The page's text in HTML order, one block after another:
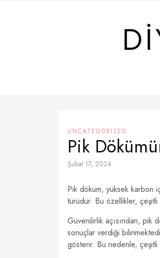
UNCATEGORIZED
Pik
Şubat 17, 2024
Pik döküm, yüksek karbon
türüdür. Bu özellikler, çeşitli
Güvenilirlik açısından, pik
sonuçlar verdiği
gösterir. Bu nedenle,